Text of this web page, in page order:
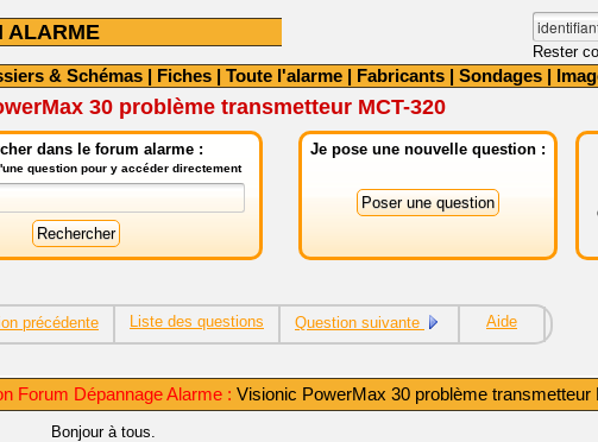
ALARME
Rester
& Schémas | Fiches | Toute l'alarme | Fabricants | Sondages |
30 problème transmetteur MCT-320
dans le forum alarme :
question pour y accéder directement
Je pose une nouvelle question :
précédente Liste des questions Question suivante Aide
Forum Dépannage Alarme : Visionic PowerMax 30 problème transmetteur
Bonjour à tous.